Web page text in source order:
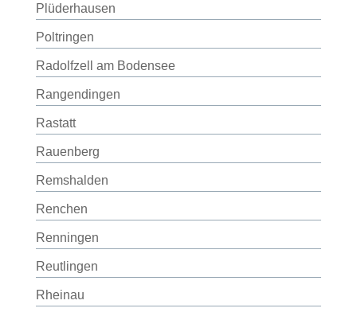
Plüderhausen
Poltringen
Radolfzell am Bodensee
Rangendingen
Rastatt
Rauenberg
Remshalden
Renchen
Renningen
Reutlingen
Rheinau